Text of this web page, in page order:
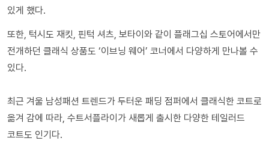
있게 했다.
또한, 턱시도 재킷, 핀턱 셔츠, 보타이와 같이 플래그십 스토어에서만
전개하던 클래식 상품도 ‘이브닝 웨어’ 코너에서 다양하게 만나볼 수
있다.
최근 겨울 남성패션 트렌드가 두터운 패딩 점퍼에서 클래식한 코트로
옮겨 감에 따라, 수트서플라이가 새롭게 출시한 다양한 테일러드
코트도 인기다.